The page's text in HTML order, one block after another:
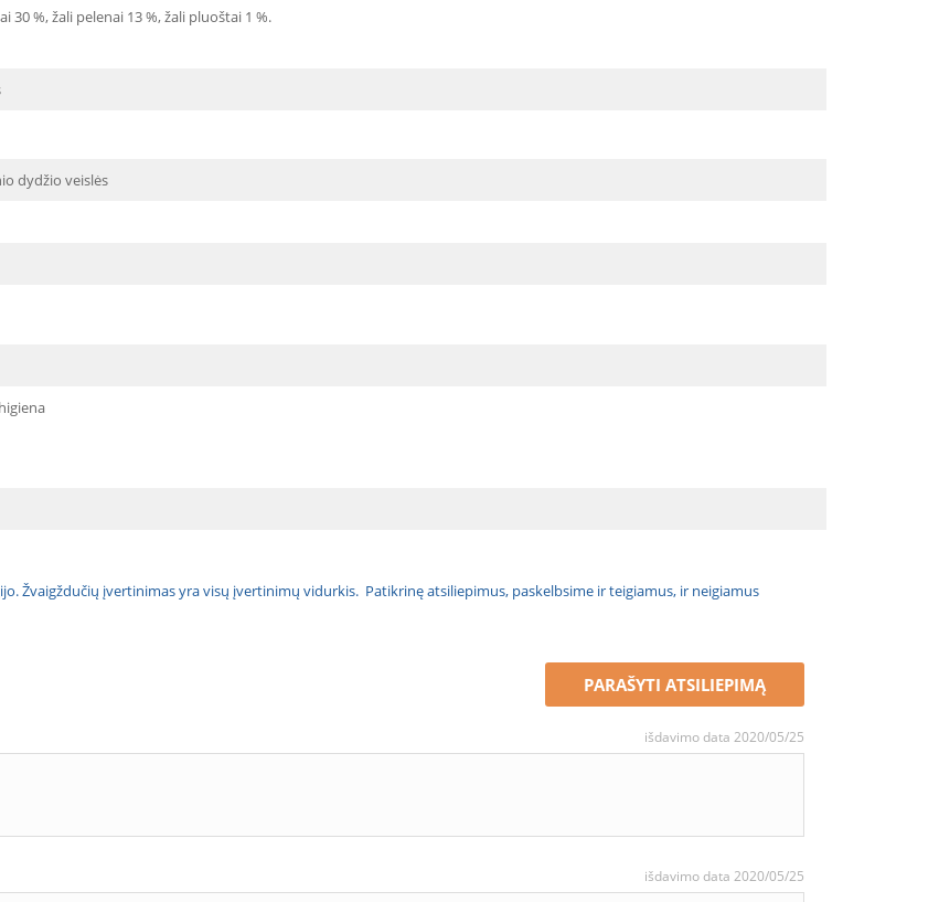
%, žali pelenai 13 %, žali pluoštai 1 %.
dydžio veislės
Žvaigždučių įvertinimas yra visų įvertinimų vidurkis. Patikrinę atsiliepimus, paskelbsime ir teigiamus, ir neigiamus
PARAŠYTI ATSILIEPIMĄ
išdavimo data 2020/05/25
išdavimo data 2020/05/25